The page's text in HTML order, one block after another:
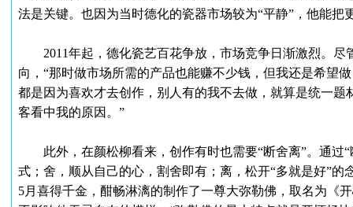
法是关键。也因为当时德化的瓷器市场较为“平静”，他能把
2011年起，德化瓷艺百花争放，市场竞争日渐激烈。尽
向，“那时做市场所需的产品也能赚不少钱，但我还是希望
都是因为喜欢才去创作，别人有的我不去做，就算是统一
客看中我的原因。”
此外，在颜松柳看来，创作有时也需要“断舍离”。通过“
式；舍，顺从自己的心，割舍即有；离，松开“多就是好”的
5月喜得千金，酣畅淋漓的制作了一尊大弥勒佛，取名为《